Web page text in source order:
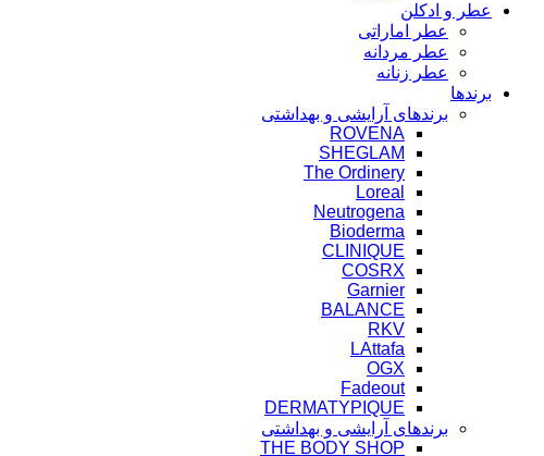
عطر و ادکلن
عطر اماراتی
عطر مردانه
عطر زنانه
برندها
برندهای آرایشی و بهداشتی
ROVENA
SHEGLAM
The Ordinery
Loreal
Neutrogena
Bioderma
CLINIQUE
COSRX
Garnier
BALANCE
RKV
LAttafa
OGX
Fadeout
DERMATYPIQUE
برندهای آرایشی و بهداشتی
THE BODY SHOP